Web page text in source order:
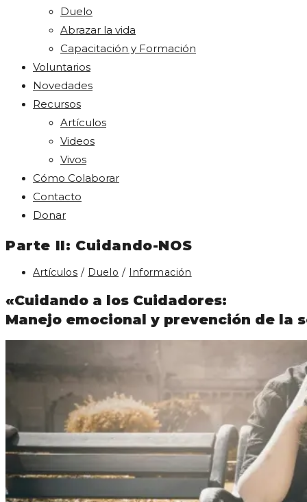
Duelo
Abrazar la vida
Capacitación y Formación
Voluntarios
Novedades
Recursos
Artículos
Videos
Vivos
Cómo Colaborar
Contacto
Donar
Parte II: Cuidando-NOS
Categoría
la
entrada:
Artículos / Duelo / Información
«Cuidando a los Cuidadores:
Manejo emocional y prevención de la